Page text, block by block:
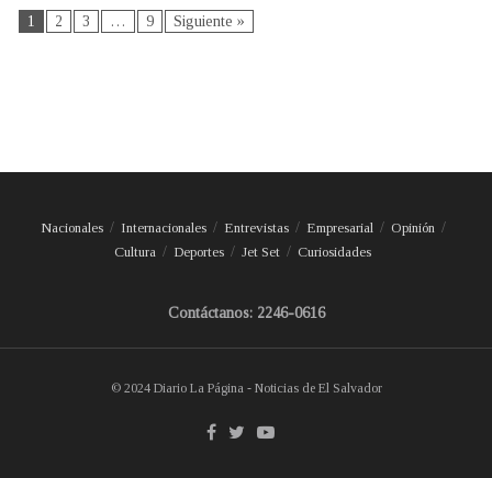
1 2 3 … 9 Siguiente »
Nacionales Internacionales Entrevistas Empresarial
Opinión
Cultura
Deportes Jet Set Curiosidades
Contáctanos: 2246-0616
© 2024 Diario La Página - Noticias de El Salvador